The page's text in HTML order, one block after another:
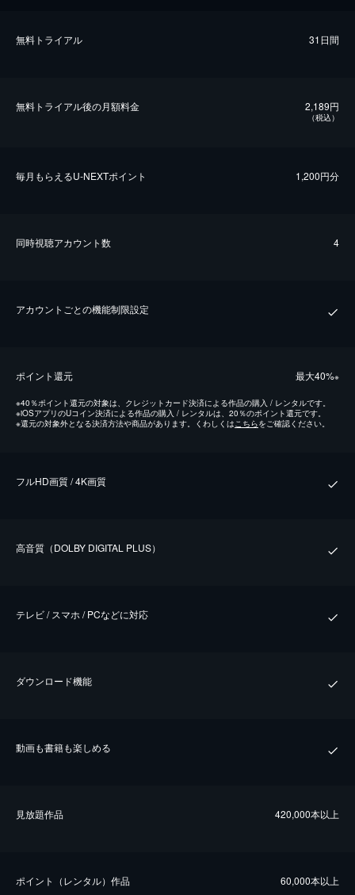
無料トライアル 31日間
無料トライアル後の⽉額料金 2,189円
（税込）
毎⽉もらえるU-NEXTポイント 1,200円分
同時視聴アカウント数 4
アカウントごとの機能制限設定
ポイント還元 最⼤40%※
※40％ポイント還元の対象は、クレジットカード決済による作品の購入 / レンタルです。
※iOSアプリのUコイン決済による作品の購入 / レンタルは、20％のポイント還元です。
※還元の対象外となる決済方法や商品があります。くわしくはこちらをご確認ください。
フルHD画質 / 4K画質
⾼⾳質（DOLBY DIGITAL PLUS）
テレビ / スマホ / PCなどに対応
ダウンロード機能
動画も書籍も楽しめる
⾒放題作品 420,000本以上
ポイント（レンタル）作品 60,000本以上